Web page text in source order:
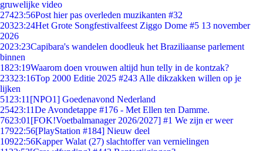
gruwelijke video
27423:56Post hier pas overleden muzikanten #32
20323:24Het Grote Songfestivalfeest Ziggo Dome #5 13 november
2026
2023:23Capibara's wandelen doodleuk het Braziliaanse parlement
binnen
1823:19Waarom doen vrouwen altijd hun telly in de kontzak?
23323:16Top 2000 Editie 2025 #243 Alle dikzakken willen op je
lijken
51 23:11 [NPO1] Goedenavond Nederland
25423:11De Avondetappe #176 - Met Ellen ten Damme.
7623:01 [FOK!Voetbalmanager 2026/2027] #1 We zijn er weer
17922:56[PlayStation #184] Nieuw deel
10922:56Kapper Walat (27) slachtoffer van vernielingen